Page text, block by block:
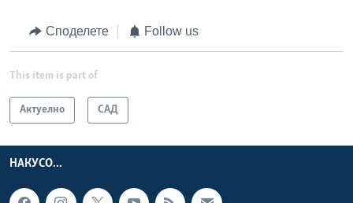
Споделете Follow us
This item is part of
Актуелно САД
НАКУСО...